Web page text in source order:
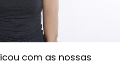
com as nossas